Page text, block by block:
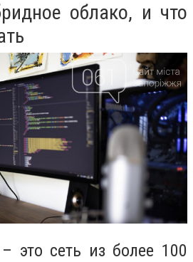
облако, и что
это сеть из более 100